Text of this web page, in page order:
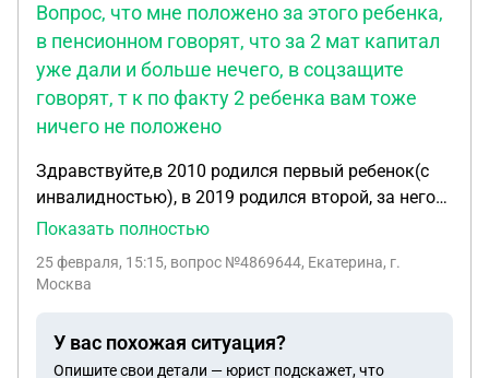
Вопрос, что мне положено за этого ребенка,
в пенсионном говорят, что за 2 мат капитал
уже дали и больше нечего, в соцзащите
говорят, т к по факту 2 ребенка вам тоже
ничего не положено
Здравствуйте,в 2010 родился первый ребенок(с
инвалидностью), в 2019 родился второй, за него
дали мат капитал 456 000. В 2021 году первого
Вопрос, что мне положено за этого ребенка, в
факту 2 ребенка вам тоже ничего не положено. На
Показать полностью
25 февраля, 15:15, вопрос №4869644, Екатерина, г.
Москва
У вас похожая ситуация?
Опишите свои детали — юрист подскажет, что